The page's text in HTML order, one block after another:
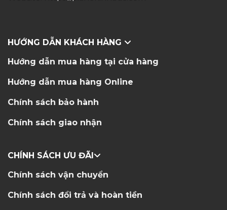
HƯỚNG DẪN KHÁCH HÀNG
Hướng dẫn mua hàng tại cửa hàng
Hướng dẫn mua hàng Online
Chính sách bảo hành
Chính sách giao nhận
CHÍNH SÁCH ƯU ĐÃI
Chính sách vận chuyển
Chính sách đổi trả và hoàn tiền